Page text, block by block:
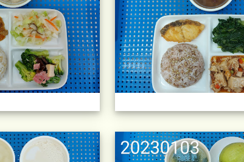
午餐擺盤 (上課日更新-111學年度)